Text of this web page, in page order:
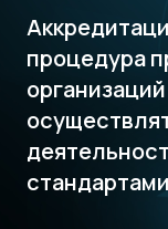
процедура